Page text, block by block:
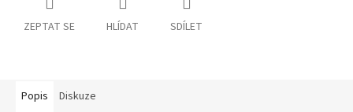
ZEPTAT SE HLÍDAT SDÍLET
Popis Diskuze